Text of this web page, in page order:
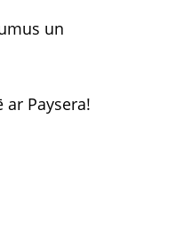
un
Paysera!